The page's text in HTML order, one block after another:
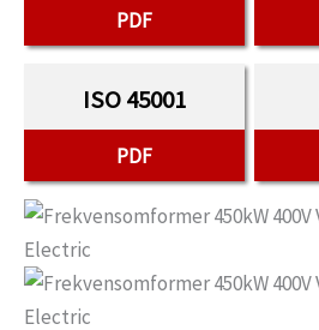
PDF
ISO 45001
PDF